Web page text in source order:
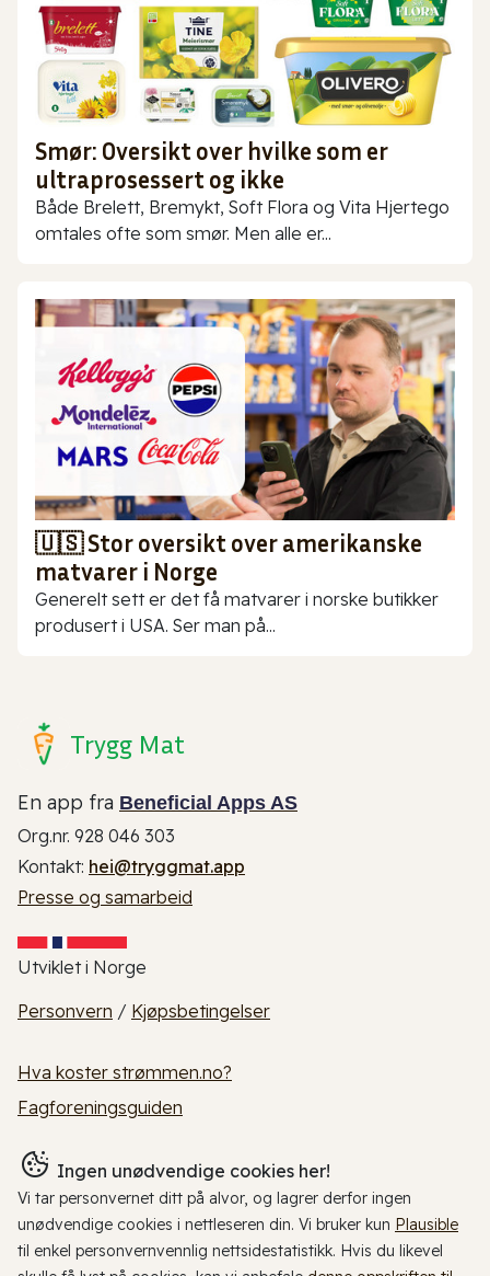
Smør: Oversikt over hvilke som er
ultraprosessert og ikke
Både Brelett, Bremykt, Soft Flora og Vita Hjertego
omtales ofte som smør. Men alle er...
🇺🇸 Stor oversikt over amerikanske
matvarer i Norge
Generelt sett er det få matvarer i norske butikker
produsert i USA. Ser man på...
Trygg Mat
En app fra Beneficial Apps AS
Org.nr. 928 046 303
Kontakt: hei@tryggmat.app
Presse og samarbeid
Utviklet i Norge
Personvern / Kjøpsbetingelser
Hva koster strømmen.no?
Fagforeningsguiden
Ingen unødvendige cookies her!
Vi tar personvernet ditt på alvor, og lagrer derfor ingen
unødvendige cookies i nettleseren din. Vi bruker kun Plausible
til enkel personvernvennlig nettsidestatistikk. Hvis du likevel